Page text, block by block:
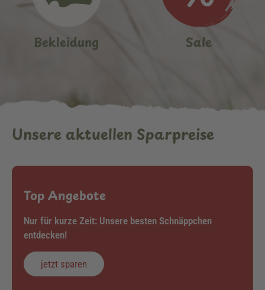
Bekleidung Sale
Unsere aktuellen Sparpreise
Top Angebote
Nur für kurze Zeit: Unsere besten Schnäppchen
entdecken!
jetzt sparen